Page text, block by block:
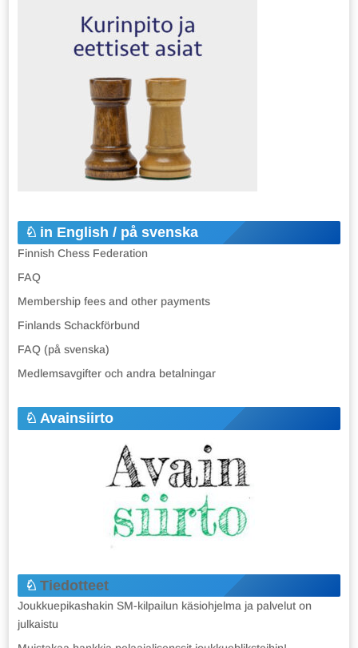
in English / på svenska
Finnish Chess Federation
FAQ
Membership fees and other payments
Finlands Schackförbund
FAQ (på svenska)
Medlemsavgifter och andra betalningar
Avainsiirto
Tiedotteet
Joukkuepikashakin SM-kilpailun käsiohjelma ja palvelut on
julkaistu